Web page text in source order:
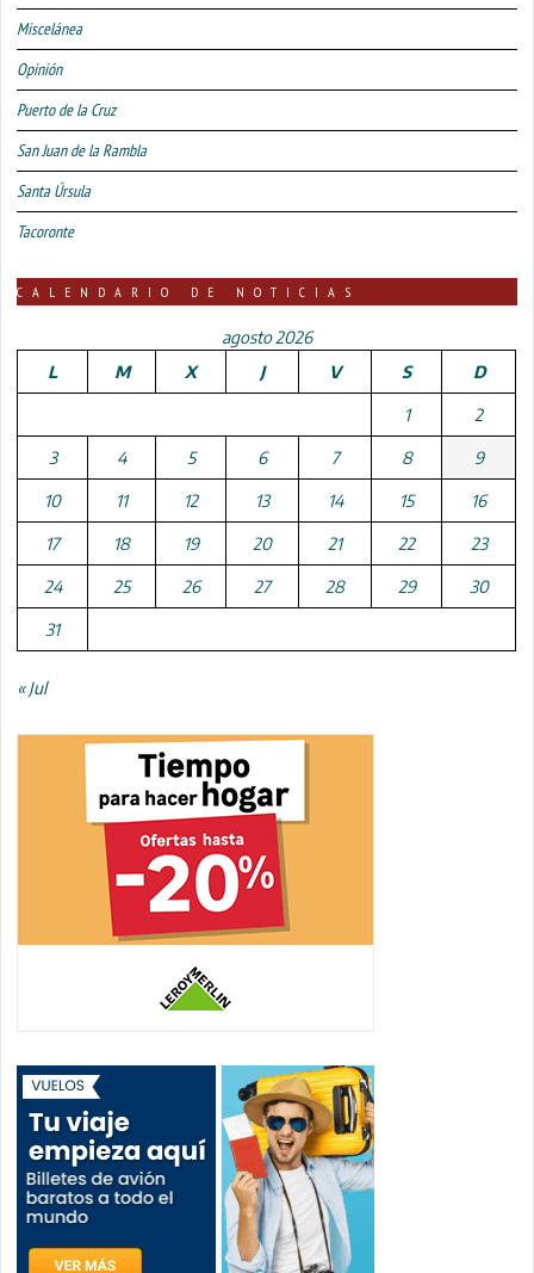
Miscelánea
Opinión
Puerto de la Cruz
San Juan de la Rambla
Santa Úrsula
Tacoronte
CALENDARIO DE NOTICIAS
agosto 2026
L
M X J V S D
1 2
3 4 5 6 7 8 9
10 11 12 13 14 15 16
17 18 19 20 21 22 23
24 25 26 27 28 29 30
31
« Jul